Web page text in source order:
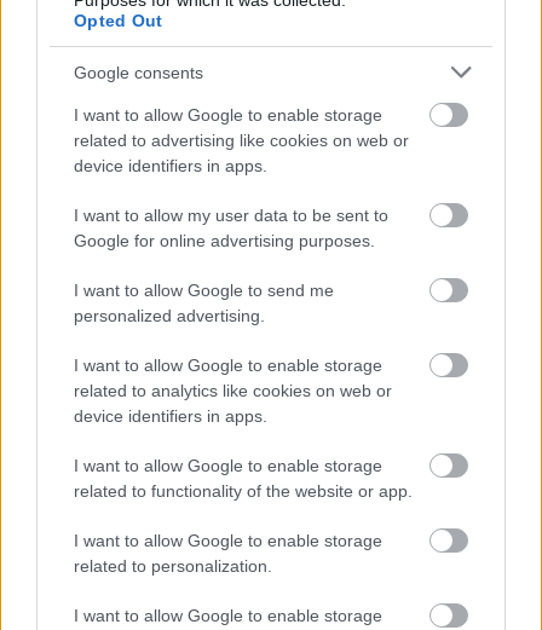
Opted Out
Google consents
I want to allow Google to enable storage
related to advertising like cookies on web or
device identifiers in apps.
I want to allow my user data to be sent to
Google for online advertising purposes.
I want to allow Google to send me
personalized advertising.
I want to allow Google to enable storage
related to analytics like cookies on web or
device identifiers in apps.
I want to allow Google to enable storage
related to functionality of the website or app.
I want to allow Google to enable storage
related to personalization.
I want to allow Google to enable storage
Καιρός ανά ώρα σήμερα
Οι επόμενες ώρες
25°
2 bf
25°
2 bf
06:00
3 bf